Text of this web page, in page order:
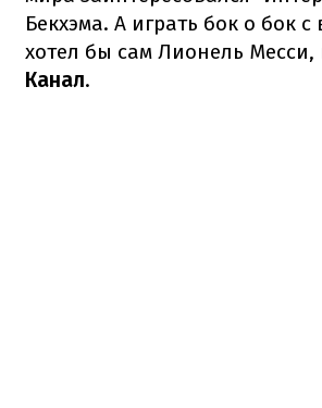
Бекхэма. А играть бок о бок с
хотел бы сам Лионель
Канал.